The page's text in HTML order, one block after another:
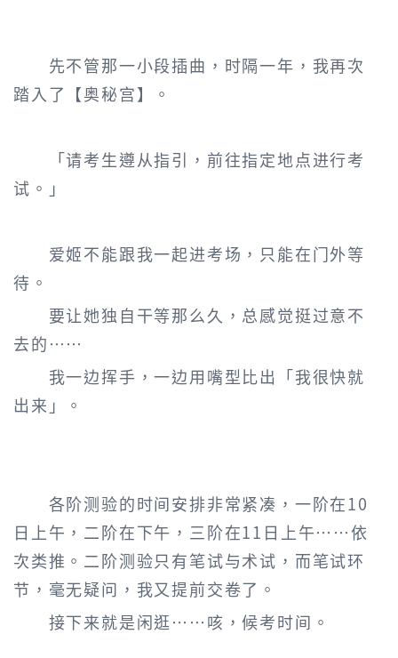
先不管那一小段插曲，时隔一年，我再次
踏入了【奥秘宫】。
「请考生遵从指引，前往指定地点进行考
试。」
爱姬不能跟我一起进考场，只能在门外等
待。
要让她独自干等那么久，总感觉挺过意不
去的……
我一边挥手，一边用嘴型比出「我很快就
出来」。
各阶测验的时间安排非常紧凑，一阶在10
日上午，二阶在下午，三阶在11日上午……依
次类推。二阶测验只有笔试与术试，而笔试环
节，毫无疑问，我又提前交卷了。
接下来就是闲逛……咳，候考时间。